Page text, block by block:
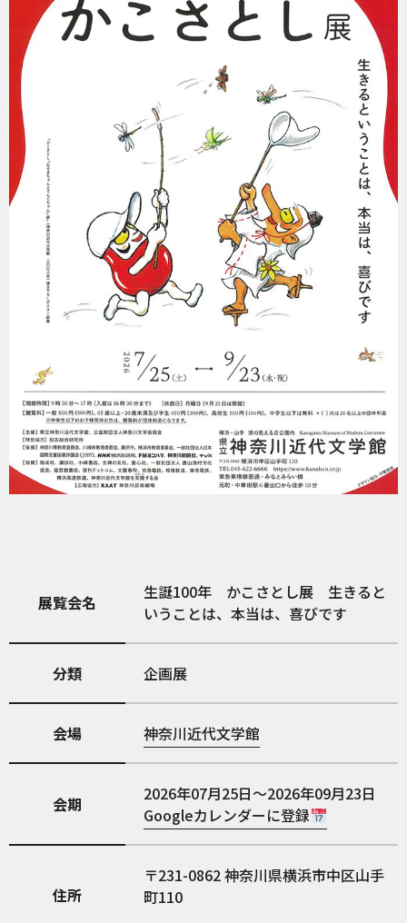
展覧会名
生誕100年 かこさとし展 生きると
いうことは、本当は、喜びです
分類 企画展
会場 神奈川近代文学館
会期
2026年07月25日～2026年09月23日
Googleカレンダーに登録
住所
231-0862神奈川県横浜市中区山手
町110